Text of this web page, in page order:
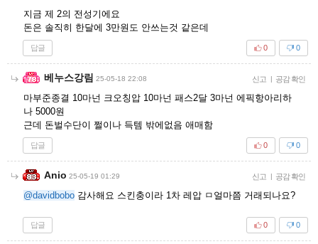
지금 제 2의 전성기에요
돈은 솔직히 한달에 3만원도 안쓰는것 같은데
답글 0
0
베누스강림 25-05-18 22:08 신고 | 공감 확인
마부준종결 10마넌 크오칭압 10마넌 패스2달 3마넌 에픽항아리하
나 5000원
근데 돈벌수단이 쩔이나 득템 밖에없음 애매함
답글 0
0
Anio 25-05-19 01:29 신고 | 공감 확인
@davidbobo 감사해요 스킨충이라 1차 레압 ㅁ얼마쯤 거래되나요?
답글 0
0